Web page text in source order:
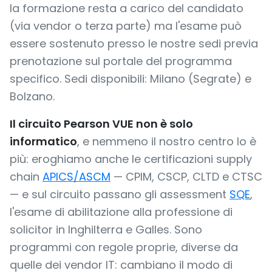
la formazione resta a carico del candidato
(via vendor o terza parte) ma l'esame può
essere sostenuto presso le nostre sedi previa
prenotazione sul portale del programma
specifico. Sedi disponibili: Milano (Segrate) e
Bolzano.
Il circuito Pearson VUE non è solo
informatico, e nemmeno il nostro centro lo è
più: eroghiamo anche le certificazioni supply
chain APICS/ASCM — CPIM, CSCP, CLTD e CTSC
— e sul circuito passano gli assessment SQE,
l'esame di abilitazione alla professione di
solicitor in Inghilterra e Galles. Sono
programmi con regole proprie, diverse da
quelle dei vendor IT: cambiano il modo di